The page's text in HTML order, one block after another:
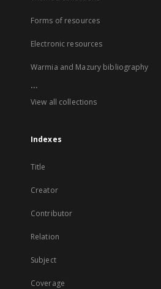
Forms of resources
Electronic resources
Warmia and Mazury bibliography
...
View all collections
Indexes
Title
Creator
Contributor
Relation
Subject
Coverage